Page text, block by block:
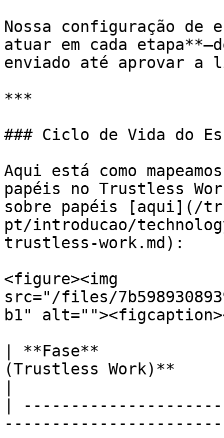
Nossa configuração de
atuar em cada
enviado até aprovar a
***
### Ciclo de Vida do
Aqui está como
papéis no Trustless
sobre papéis [aqui](/
pt/introducao/
trustless-work.md):
<figure><img
src="/files/
b1"
| **Fase**
(Trustless Work)**
|